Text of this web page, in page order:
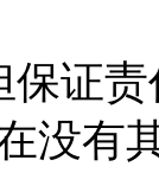
证责
没有